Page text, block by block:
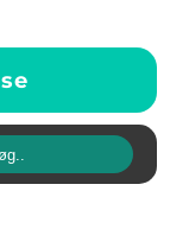
se